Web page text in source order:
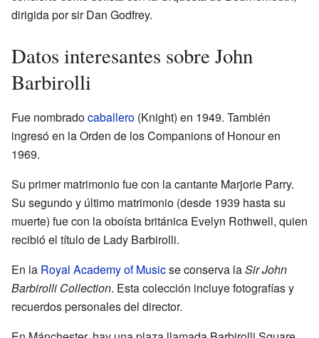
dirigida por sir Dan Godfrey.
Datos interesantes sobre John
Barbirolli
Fue nombradocaballero (Knight) en 1949. También
ingresó en la Orden de los Companions of Honour en
1969.
Su primer matrimonio fue con la cantante Marjorie Parry.
Su segundo y último matrimonio (desde 1939 hasta su
muerte) fue con la oboísta británica Evelyn Rothwell, quien
recibió el título de Lady Barbirolli.
En la Royal Academy of Musicse conserva laSir John
Barbirolli Collection. Esta colección incluye fotografías y
recuerdos personales del director.